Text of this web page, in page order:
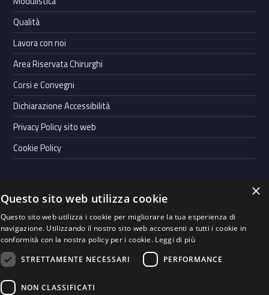
Qualità
Lavora con noi
Area Riservata Chirurghi
Corsi e Convegni
Dichiarazione Accessibilità
Privacy Policy sito web
Cookie Policy
soc. Euro 900.000,00 i.v. | P.IVA 00123990228 |Whistleblowing
Codice Etico|Società Trasparente
Seguici su
×
Questo sito web utilizza cookie
Questo sito web utilizza i cookie per migliorare la tua esperienza di
navigazione. Utilizzando il nostro sito web acconsenti a tutti i cookie in
conformità con la nostra policy per i cookie. Leggi di più
STRETTAMENTE NECESSARI
PERFORMANCE
NON CLASSIFICATI